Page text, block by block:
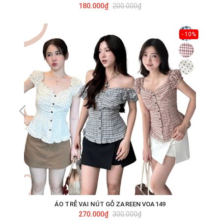
180.000₫ 200.000₫
- 10%
ÁO TRỄ VAI NÚT GỖ ZAREEN VOA149
270.000₫ 300.000₫